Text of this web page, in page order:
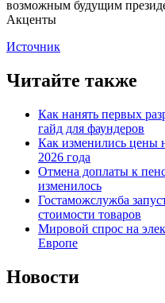
возможным будущим
Акценты
Источник
Читайте также
Как нанять первых
гайд для фаундеров
Как изменились цены
2026 года
Отмена доплаты к
изменилось
Гостаможслужба
стоимости товаров
Мировой спрос на
Европе
Новости